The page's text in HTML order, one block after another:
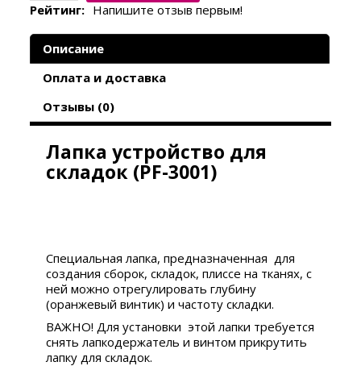
Рейтинг: Напишите отзыв первым!
Описание
Оплата и доставка
Отзывы (0)
Лапка устройство для
складок (PF-3001)
Специальная лапка, предназначенная для
создания сборок, складок, плиссе на тканях, с
ней можно отрегулировать глубину
(оранжевый винтик) и частоту складки.
ВАЖНО! Для установки этой лапки требуется
снять лапкодержатель и винтом прикрутить
лапку для складок.